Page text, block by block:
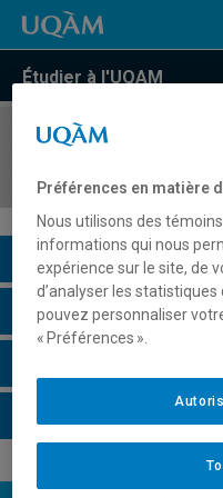
Étudier à l'UQAM
COURS//
Description du cours
Horaire - Été 2026
Préférences en matière
Nous utilisons des
informations qui nous
expérience sur le site, de
d’analyser les
pouvez personnaliser
« Préférences ».